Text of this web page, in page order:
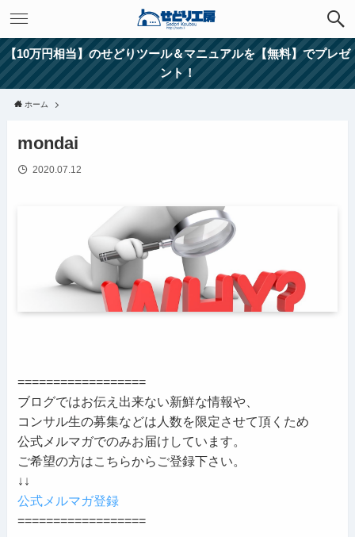
【10万円相当】のせどりツール＆マニュアルを【無料】でプレゼ
ント！
ホーム
mondai
2020.07.12
==================
ブログではお伝え出来ない新鮮な情報や、
コンサル生の募集などは人数を限定させて頂くため
公式メルマガでのみお届けしています。
ご希望の方はこちらからご登録下さい。
↓↓
公式メルマガ登録
==================